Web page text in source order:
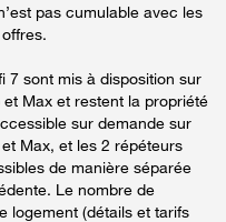
pas cumulable avec les
7 sont mis à disposition sur
Max et restent la propriété
sur demande sur
Max, et les 2 répéteurs
de manière séparée
Le nombre de
logement (détails et tarifs